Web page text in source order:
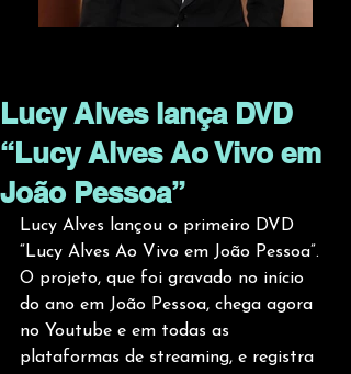
Lucy Alves lança DVD
“Lucy Alves Ao Vivo em
João Pessoa”
Lucy Alves lançou o primeiro DVD
“Lucy Alves Ao Vivo em João Pessoa”.
O projeto, que foi gravado no início
do ano em João Pessoa, chega agora
no Youtube e em todas as
plataformas de streaming, e registra